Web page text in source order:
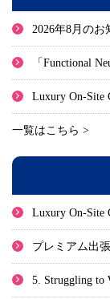
2026年8月の
「Functional
Luxury On-Site
一覧はこちら >
Luxury On-Site
プレミアム出
5. Struggling to